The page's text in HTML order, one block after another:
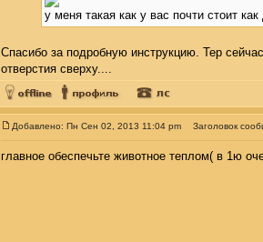
у меня такая как у вас почти стоит
Спасибо за подробную инструкцию. Тер
отверстия сверху....
Добавлено: Пн Сен 02, 2013 11:04 pm Заголовок
главное обеспечьте животное теплом( в 1ю